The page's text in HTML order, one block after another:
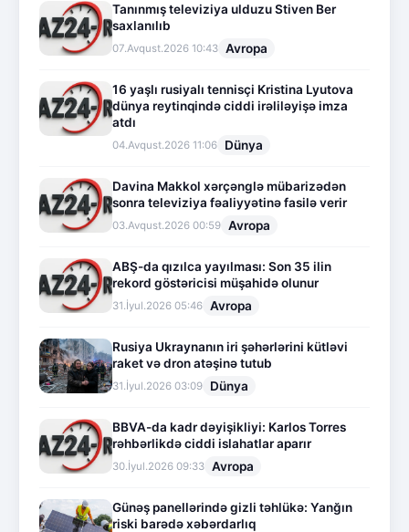
Tanınmış televiziya ulduzu Stiven Ber
saxlanılıb
07.Avqust.2026 10:43 Avropa
16 yaşlı rusiyalı tennisçi Kristina Lyutova
dünya reytinqində ciddi irəliləyişə imza
atdı
04.Avqust.2026 11:06 Dünya
Davina Makkol xərçənglə mübarizədən
sonra televiziya fəaliyyətinə fasilə verir
03.Avqust.2026 00:59 Avropa
ABŞ-da qızılca yayılması: Son 35 ilin
rekord göstəricisi müşahidə olunur
31.İyul.2026 05:46 Avropa
Rusiya Ukraynanın iri şəhərlərini kütləvi
raket və dron atəşinə tutub
31.İyul.2026 03:09 Dünya
BBVA-da kadr dəyişikliyi: Karlos Torres
rəhbərlikdə ciddi islahatlar aparır
30.İyul.2026 09:33 Avropa
Günəş panellərində gizli təhlükə: Yanğın
riski barədə xəbərdarlıq